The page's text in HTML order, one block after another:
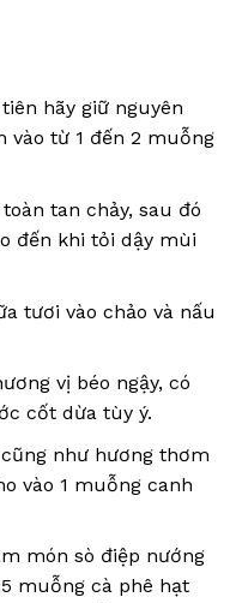
hãy giữ nguyên
vào từ 1 đến 2 muỗng
tan chảy, sau đó
đến khi tỏi dậy mùi
tươi vào chảo và nấu
vị béo ngậy, có
cốt dừa tùy ý.
như hương thơm
vào 1 muỗng canh
món sò điệp nướng
muỗng cà phê hạt